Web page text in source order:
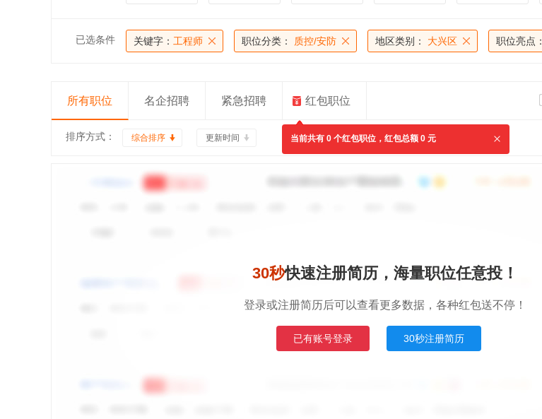
已选条件 关键字： 工程师 职位分类： 质控/安防 地区类别： 大兴区 职位亮点：
所有职位 名企招聘 紧急招聘 红包职位
当前共有 0 个红包职位，红包总额 0 元
排序方式： 综合排序 更新时间
30秒快速注册简历，海量职位任意投！
登录或注册简历后可以查看更多数据，各种红包送不停！
已有账号登录 30秒注册简历